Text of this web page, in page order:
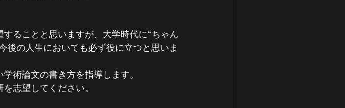
ることと思いますが、大学時代に“ちゃん
後の人生においても必ず役に立つと思いま
術論文の書き方を指導します。
志望してください。